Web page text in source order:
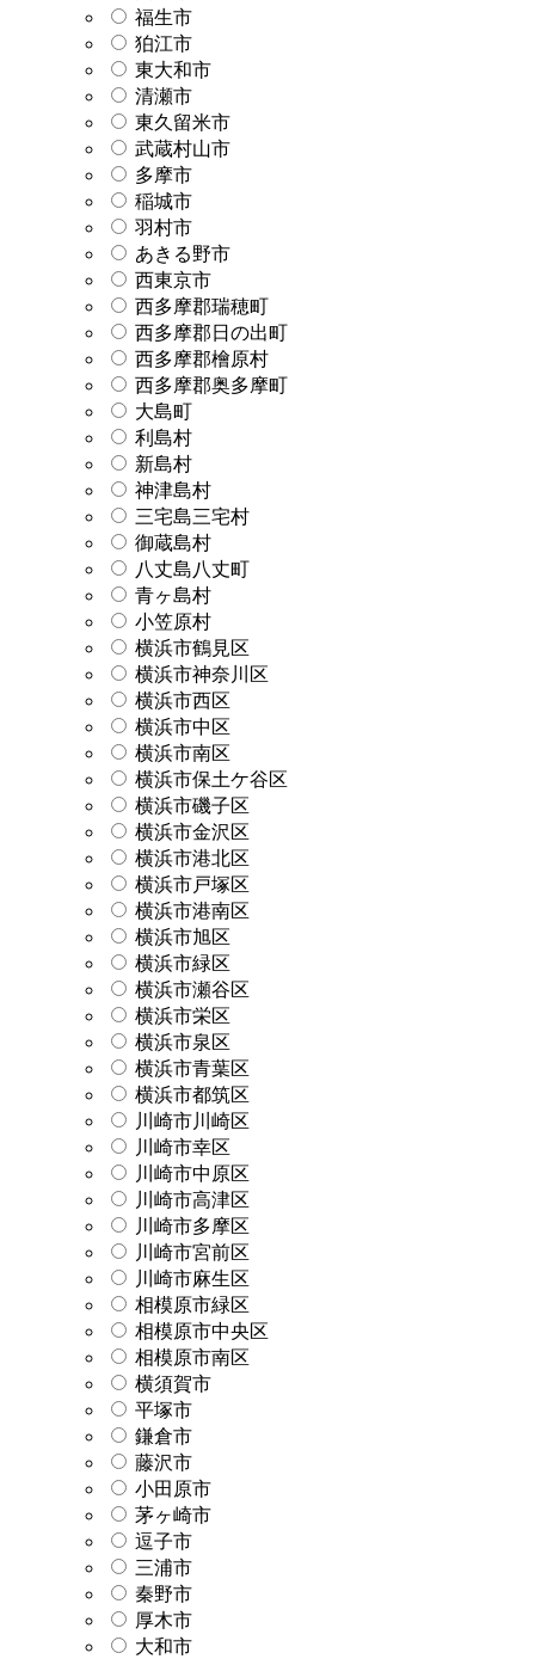
福生市
狛江市
東大和市
清瀬市
東久留米市
武蔵村山市
多摩市
稲城市
羽村市
あきる野市
西東京市
西多摩郡瑞穂町
西多摩郡日の出町
西多摩郡檜原村
西多摩郡奥多摩町
大島町
利島村
新島村
神津島村
三宅島三宅村
御蔵島村
八丈島八丈町
青ヶ島村
小笠原村
横浜市鶴見区
横浜市神奈川区
横浜市西区
横浜市中区
横浜市南区
横浜市保土ケ谷区
横浜市磯子区
横浜市金沢区
横浜市港北区
横浜市戸塚区
横浜市港南区
横浜市旭区
横浜市緑区
横浜市瀬谷区
横浜市栄区
横浜市泉区
横浜市青葉区
横浜市都筑区
川崎市川崎区
川崎市幸区
川崎市中原区
川崎市高津区
川崎市多摩区
川崎市宮前区
川崎市麻生区
相模原市緑区
相模原市中央区
相模原市南区
横須賀市
平塚市
鎌倉市
藤沢市
小田原市
茅ヶ崎市
逗子市
三浦市
秦野市
厚木市
大和市